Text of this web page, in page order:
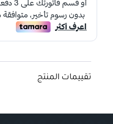
تقييمات المنتج